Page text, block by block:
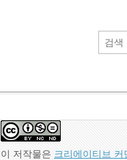
검
색:
이 저작물은 크리에이티브